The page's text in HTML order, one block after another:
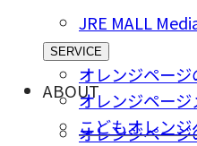
JRE MALL
SERVICE
オレンジページ
オレンジページ
こどもオレン
ABOUT
オレンジペー